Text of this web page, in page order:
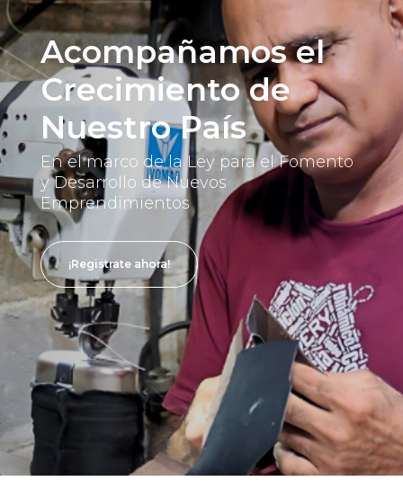
Acompañamos el
Crecimiento de
Nuestro País
En el marco de la Ley para el Fomento
y Desarrollo de Nuevos
Emprendimientos
¡Registrate ahora!